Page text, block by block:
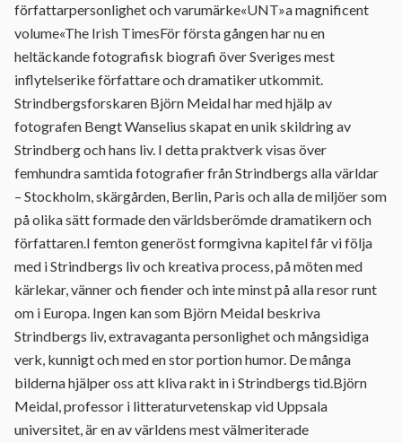
författarpersonlighet och varumärke«UNT»a magnificent
volume«The Irish TimesFör första gången har nu en
heltäckande fotografisk biografi över Sveriges mest
inflytelserike författare och dramatiker utkommit.
Strindbergsforskaren Björn Meidal har med hjälp av
fotografen Bengt Wanselius skapat en unik skildring av
Strindberg och hans liv. I detta praktverk visas över
femhundra samtida fotografier från Strindbergs alla världar
– Stockholm, skärgården, Berlin, Paris och alla de miljöer som
på olika sätt formade den världsberömde dramatikern och
författaren.I femton generöst formgivna kapitel får vi följa
med i Strindbergs liv och kreativa process, på möten med
kärlekar, vänner och fiender och inte minst på alla resor runt
om i Europa. Ingen kan som Björn Meidal beskriva
Strindbergs liv, extravaganta personlighet och mångsidiga
verk, kunnigt och med en stor portion humor. De många
bilderna hjälper oss att kliva rakt in i Strindbergs tid.Björn
Meidal, professor i litteraturvetenskap vid Uppsala
universitet, är en av världens mest välmeriterade